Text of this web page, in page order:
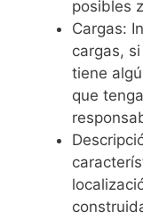
posibles
Cargas:
cargas,
tiene
que